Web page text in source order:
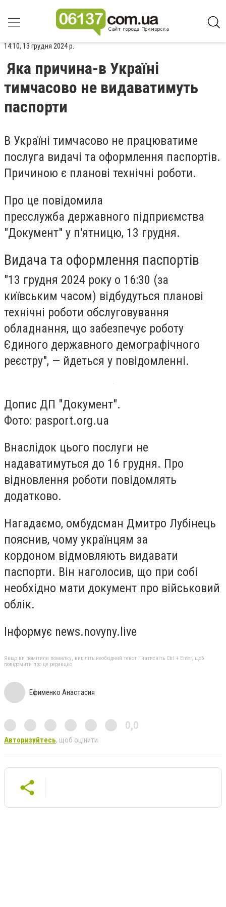
14:10, 13 грудня 2024 р.
Яка причина-в Україні
тимчасово не видаватимуть
паспорти
В Україні тимчасово не працюватиме
послуга видачі та оформлення паспортів.
Причиною є планові технічні роботи.
Про це повідомила
пресслужба державного підприємства
"Документ" у п'ятницю, 13 грудня.
Видача та оформлення паспортів
"13 грудня 2024 року о 16:30 (за
київським часом) відбудуться планові
технічні роботи обслуговування
обладнання, що забезпечує роботу
Єдиного державного демографічного
реєстру", — йдеться у повідомленні.
Допис ДП "Документ".
Фото: pasport.org.ua
Внаслідок цього послуги не
надаватимуться до 16 грудня. Про
відновлення роботи повідомлять
додатково.
Нагадаємо, омбудсман Дмитро Лубінець
пояснив, чому українцям за
кордоном відмовляють видавати
паспорти. Він наголосив, що при собі
необхідно мати документ про військовий
облік.
Інформує news.novyny.live
Якщо ви помітили помилку, виділіть необхідний текст і натисніть Ctrl + Enter, щоб
повідомити про це редакцію
Ефименко Анастасия
0,0
Авторизуйтесь, щоб оцінити